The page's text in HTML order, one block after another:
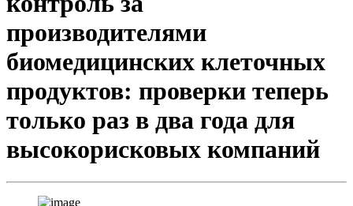
производителями
биомедицинских клеточных
продуктов: проверки теперь
только раз в два года для
высокорисковых компаний